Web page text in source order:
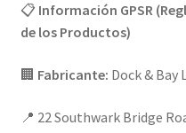
📋 Información GPSR
de los Productos)
🏢 Fabricante: Dock & Bay
📍 22 Southwark Bridge